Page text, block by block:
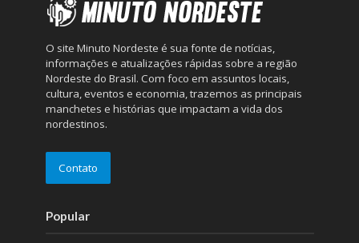
O site Minuto Nordeste é sua fonte de notícias,
informações e atualizações rápidas sobre a região
Nordeste do Brasil. Com foco em assuntos locais,
cultura, eventos e economia, trazemos as principais
manchetes e histórias que impactam a vida dos
nordestinos.
Contato
Popular